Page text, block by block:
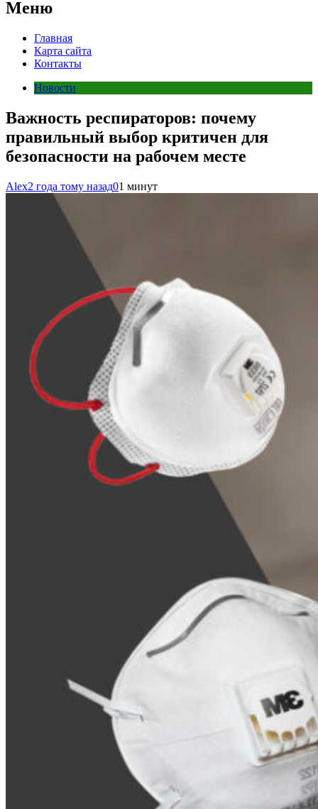
Меню
Главная
Карта сайта
Контакты
Новости
Важность респираторов: почему
правильный выбор критичен для
безопасности на рабочем месте
Alex2 года тому назад01 минут